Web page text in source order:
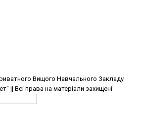
Вищого Навчального Закладу
|| Всі права на матеріали захищені